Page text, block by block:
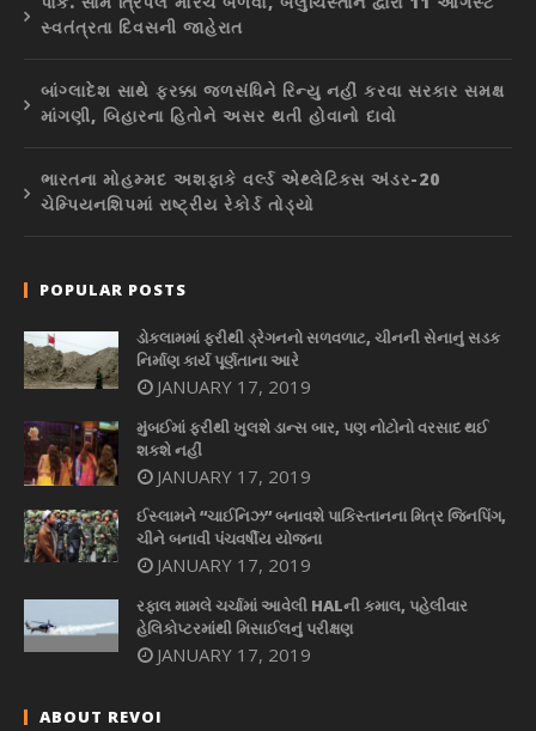
સ્વતંત્રતા દિવસની જાહેરાત
બાંગ્લાદેશ સાથે ફરક્કા જળસંધિને રિન્યુ નહીં કરવા સરકાર સમક્ષ
માંગણી, બિહારના હિતોને અસર થતી હોવાનો દાવો
ભારતના મોહમ્મદ અશફાકે વર્લ્ડ એથ્લેટિક્સ અંડર-20
ચેમ્પિયનશિપમાં રાષ્ટ્રીય રેકોર્ડ તોડ્યો
POPULAR POSTS
ડોકલામમાં ફરીથી ડ્રેગનનો સળવળાટ, ચીનની સેનાનું સડક
નિર્માણ કાર્ય પૂર્ણતાના આરે
JANUARY 17, 2019
મુંબઈમાં ફરીથી ખુલશે ડાન્સ બાર, પણ નોટોનો વરસાદ થઈ
શકશે નહીં
JANUARY 17, 2019
ઈસ્લામને “ચાઈનિઝ” બનાવશે પાકિસ્તાનના મિત્ર જિનપિંગ,
ચીને બનાવી પંચવર્ષીય યોજના
JANUARY 17, 2019
રફાલ મામલે ચર્ચામાં આવેલી HALની કમાલ, પહેલીવાર
હેલિકોપ્ટરમાંથી મિસાઈલનું પરીક્ષણ
JANUARY 17, 2019
ABOUT REVOI